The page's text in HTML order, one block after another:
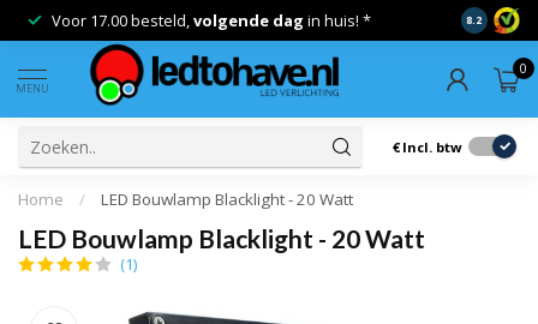
Voor 17.00 besteld,volgende dag in huis! * Gratis
8.2
MENU
0
€ Incl. btw
Home / LED Bouwlamp Blacklight - 20 Watt
LED Bouwlamp Blacklight - 20 Watt
(1)